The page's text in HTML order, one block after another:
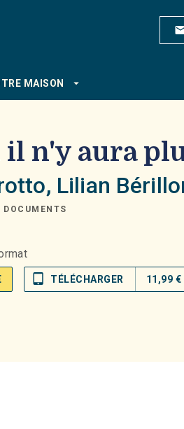
MAISON arrow_drop_down
il n'y aura
, Lilian
tablet_mac TÉLÉCHARGER 11,99 €